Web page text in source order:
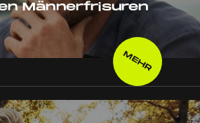
Männerfrisuren
MEHR